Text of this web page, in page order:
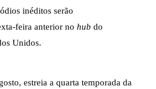
inéditos serão
feira anterior nohub do
Unidos.
estreia a quarta temporada da